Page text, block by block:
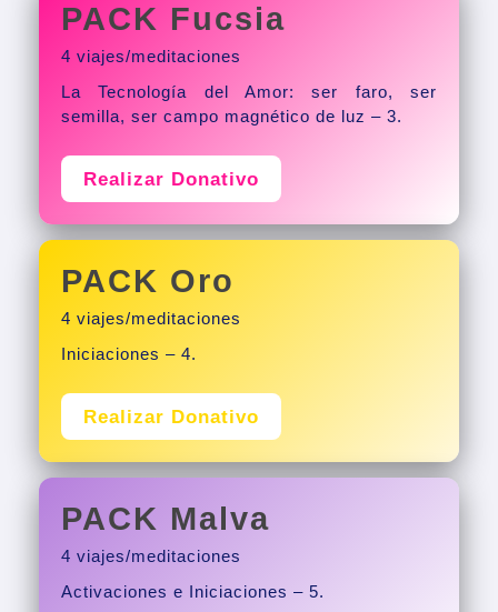
PACK Fucsia
4 viajes/meditaciones
La Tecnología del Amor: ser faro, ser
semilla, ser campo magnético de luz – 3.
Realizar Donativo
PACK Oro
4 viajes/meditaciones
Iniciaciones – 4.
Realizar Donativo
PACK Malva
4 viajes/meditaciones
Activaciones e Iniciaciones – 5.